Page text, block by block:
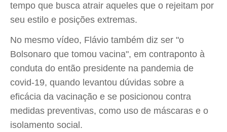
tempo que busca atrair aqueles que o rejeitam por
seu estilo e posições extremas.
No mesmo vídeo, Flávio também diz ser "o
Bolsonaro que tomou vacina", em contraponto à
conduta do então presidente na pandemia de
covid-19, quando levantou dúvidas sobre a
eficácia da vacinação e se posicionou contra
medidas preventivas, como uso de máscaras e o
isolamento social.